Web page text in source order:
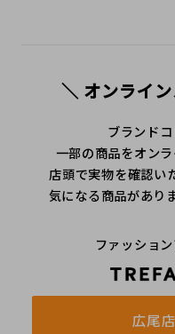
＼ オンライ
ブランドコ
一部の商品をオン
店頭で実物を確認い
気になる商品があり
ファッショ
広尾